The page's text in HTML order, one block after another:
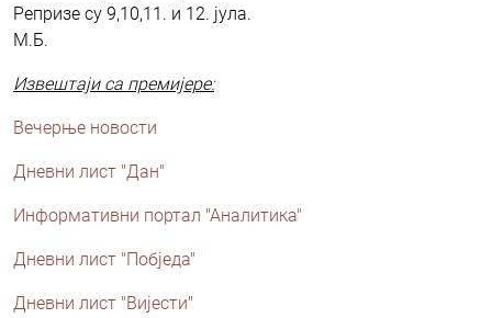
Репризе су 9,10,11. и 12. јула.
М.Б.
Извештаји са премијере:
Вечерње новости
Дневни лист "Дан"
Информативни портал "Аналитика"
Дневни лист "Побједа"
Дневни лист "Вијести"